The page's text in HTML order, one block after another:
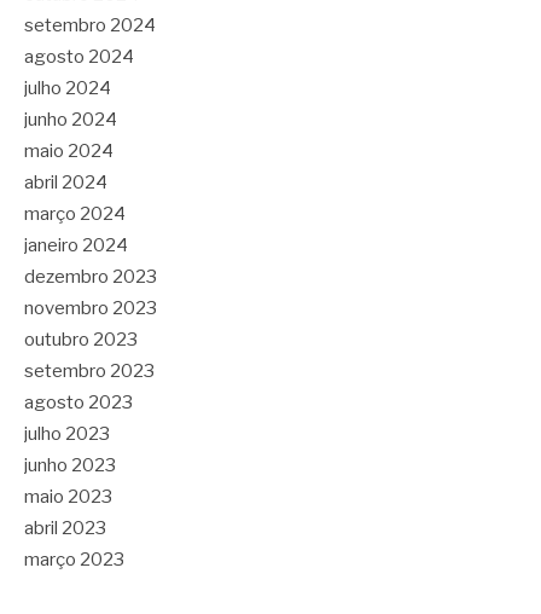
setembro 2024
agosto 2024
julho 2024
junho 2024
maio 2024
abril 2024
março 2024
janeiro 2024
dezembro 2023
novembro 2023
outubro 2023
setembro 2023
agosto 2023
julho 2023
junho 2023
maio 2023
abril 2023
março 2023